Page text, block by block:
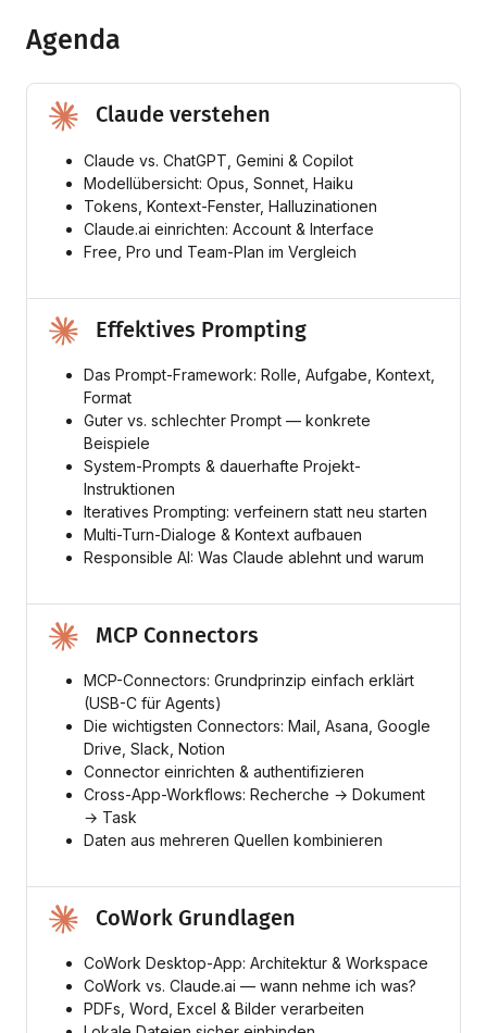
Agenda
Claude verstehen
Claude vs. ChatGPT, Gemini & Copilot
Modellübersicht: Opus, Sonnet, Haiku
Tokens, Kontext-Fenster, Halluzinationen
Claude.ai einrichten: Account & Interface
Free, Pro und Team-Plan im Vergleich
Effektives Prompting
Das Prompt-Framework: Rolle, Aufgabe, Kontext,
Format
Guter vs. schlechter Prompt — konkrete
Beispiele
System-Prompts & dauerhafte Projekt-
Instruktionen
Iteratives Prompting: verfeinern statt neu starten
Multi-Turn-Dialoge & Kontext aufbauen
Responsible AI: Was Claude ablehnt und warum
MCP Connectors
MCP-Connectors: Grundprinzip einfach erklärt
(USB-C für Agents)
Die wichtigsten Connectors: Mail, Asana, Google
Drive, Slack, Notion
Connector einrichten & authentifizieren
Cross-App-Workflows: Recherche → Dokument
→ Task
Daten aus mehreren Quellen kombinieren
CoWork Grundlagen
CoWork Desktop-App: Architektur & Workspace
CoWork vs. Claude.ai — wann nehme ich was?
PDFs, Word, Excel & Bilder verarbeiten